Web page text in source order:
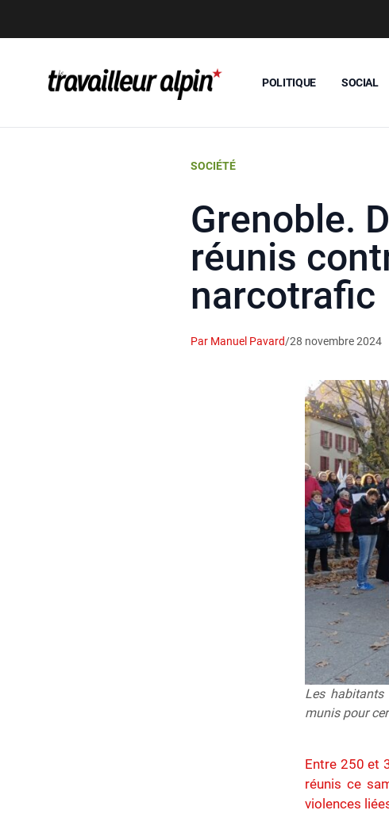
POLITIQUE SOCIAL
SOCIÉTÉ
Grenoble.
réunis
narcotrafic
Par Manuel Pavard/28 novembre 2024
Les habitants
munis pour
Entre 250 et
réunis ce
violences